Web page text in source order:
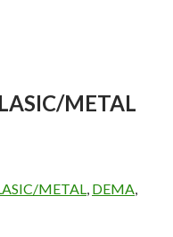
METAL
METAL DEMA